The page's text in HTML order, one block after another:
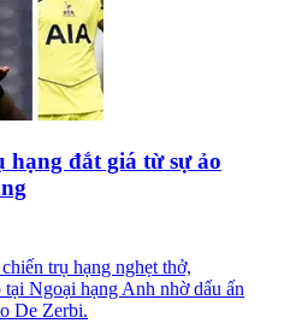
hạng đắt giá từ sự ảo
trụ hạng nghẹt thở,
Ngoại hạng Anh nhờ dấu ấn
De Zerbi.